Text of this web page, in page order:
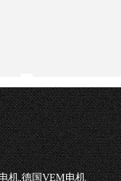
机,德国VEM电机